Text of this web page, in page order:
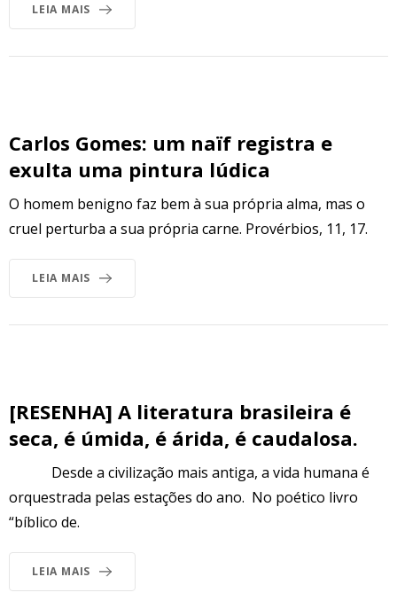
LEIA MAIS
Carlos Gomes: um naïf registra e
exulta uma pintura lúdica
O homem benigno faz bem à sua própria alma, mas o
cruel perturba a sua própria carne. Provérbios, 11, 17.
LEIA MAIS
[RESENHA] A literatura brasileira é
seca, é úmida, é árida, é caudalosa.
Desde a civilização mais antiga, a vida humana é
orquestrada pelas estações do ano. No poético livro
“bíblico de.
LEIA MAIS